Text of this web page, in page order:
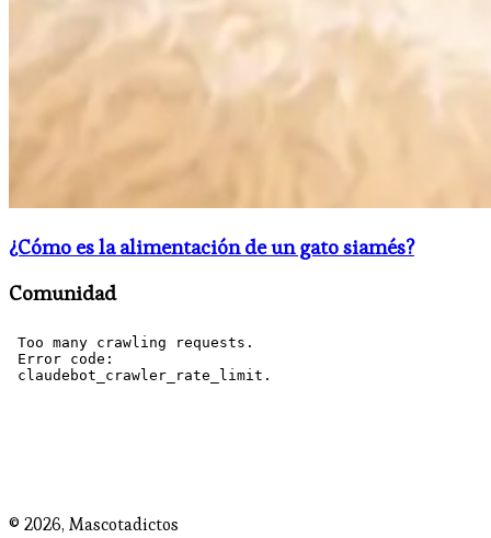
¿Cómo es la alimentación de un gato siamés?
Comunidad
© 2026, Mascotadictos